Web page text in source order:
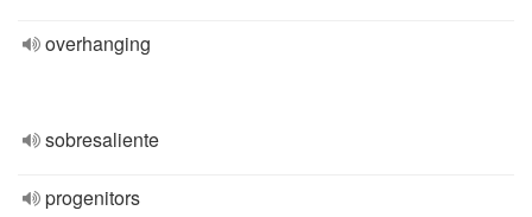
overhanging
sobresaliente
progenitors